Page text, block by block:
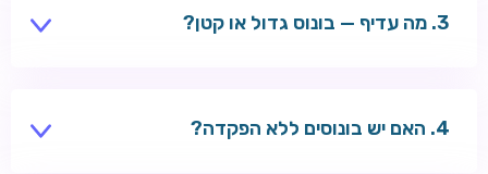
מה עדיף — בונוס גדול או קטן?
האם יש בונוסים ללא הפקדה?